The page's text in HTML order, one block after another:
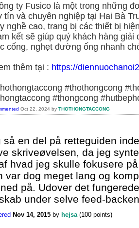
ty Fusico là một trong những
tín và chuyên nghiệp tại Hai Bà
nghề cao, trang bị các thiết bị
kết sẽ giúp quý khách hàng
cống, nghẹt đường ống nhanh
thêm tại : https://
#thothongcong
#thongcong
Oct 22, 2024 by THOTHONGTACCONG
så en del på retteguiden
skriveøvelsen, da jeg
hvad jeg skulle fokusere
var dog meget lang og
på. Udover det
under selve feed-
Nov 14, 2015 by hejsa (100 points)